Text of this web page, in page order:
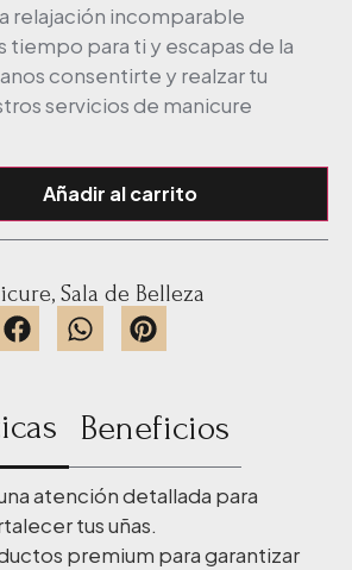
relajación incomparable
tiempo para ti y escapas de la
consentirte y realzar tu
servicios de manicure
Añadir al carrito
, Sala de Belleza
Beneficios
atención detallada para
tus uñas.
premium para garantizar